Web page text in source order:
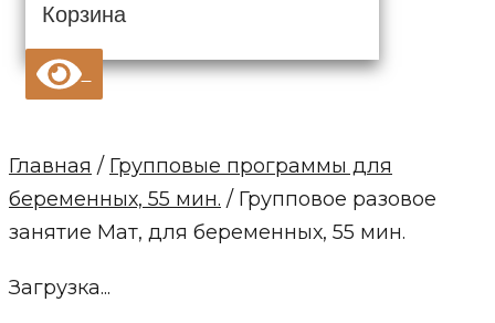
Корзина
Главная / Групповые программы для
беременных, 55 мин. / Групповое разовое
занятие Мат, для беременных, 55 мин.
Загрузка...